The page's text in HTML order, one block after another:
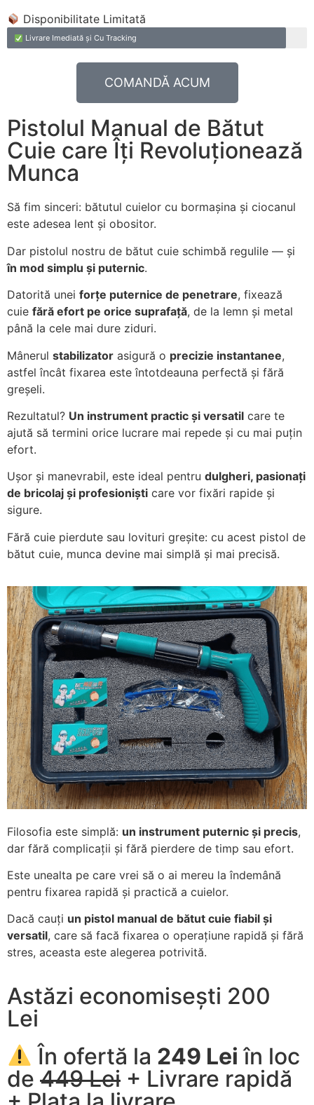
Disponibilitate Limitată
Livrare Imediată și Cu Tracking
COMANDĂ ACUM
Pistolul Manual de Bătut
Cuie care Îți Revoluționează
Munca
Să fim sinceri: bătutul cuielor cu bormașina și ciocanul
este adesea lent și obositor.
Dar pistolul nostru de bătut cuie schimbă regulile — și
în mod simplu și puternic.
Datorită unei forțe puternice de penetrare, fixează
cuie fără efort pe orice suprafață, de la lemn și metal
până la cele mai dure ziduri.
Mânerul stabilizator asigură o precizie instantanee,
astfel încât fixarea este întotdeauna perfectă și fără
greșeli.
Rezultatul? Un instrument practic și versatil care te
ajută să termini orice lucrare mai repede și cu mai puțin
efort.
Ușor și manevrabil, este ideal pentru dulgheri, pasionați
de bricolaj și profesioniști care vor fixări rapide și
sigure.
Fără cuie pierdute sau lovituri greșite: cu acest pistol de
bătut cuie, munca devine mai simplă și mai precisă.
Filosofia este simplă: un instrument puternic și precis,
dar fără complicații și fără pierdere de timp sau efort.
Este unealta pe care vrei să o ai mereu la îndemână
pentru fixarea rapidă și practică a cuielor.
Dacă cauți un pistol manual de bătut cuie fiabil și
versatil, care să facă fixarea o operațiune rapidă și fără
stres, aceasta este alegerea potrivită.
Astăzi economisești 200
Lei
În ofertă la 249 Lei în loc
de 449 Lei + Livrare rapidă